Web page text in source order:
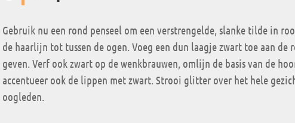
Gebruik nu een rond penseel om een verstrengelde, slanke tilde in
de haarlijn tot tussen de ogen. Voeg een dun laagje zwart toe aan
geven. Verf ook zwart op de wenkbrauwen, omlijn de basis van de
accentueer ook de lippen met zwart. Strooi glitter over het hele
oogleden.